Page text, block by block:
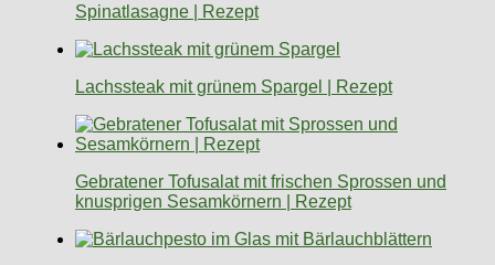
Spinatlasagne | Rezept
Lachssteak mit grünem Spargel | Rezept
Gebratener Tofusalat mit frischen Sprossen und
knusprigen Sesamkörnern | Rezept